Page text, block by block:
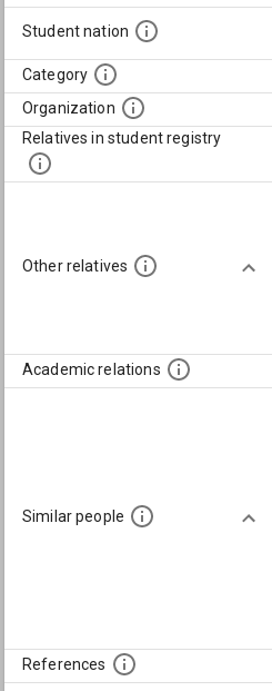
Student nation
Category
Organization
Relatives in student registry
Other relatives
Academic relations
Similar people
References